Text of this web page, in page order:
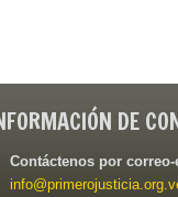
DE
Contáctenos por